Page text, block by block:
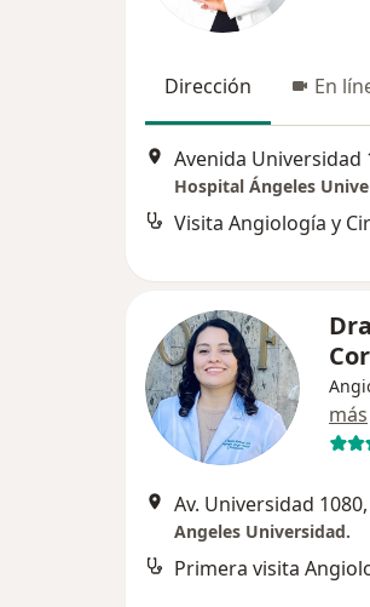
Dirección En
Hospital Ángeles
Visita Angiología y
más
Av. Universidad
Angeles Universidad.